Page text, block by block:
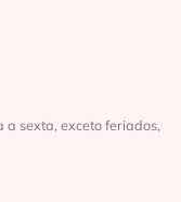
a sexta, exceto feriados,